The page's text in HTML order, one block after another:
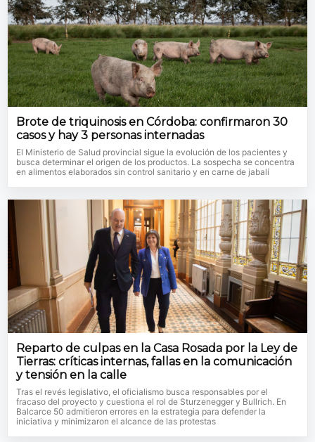
Brote de triquinosis en Córdoba: confirmaron 30
casos y hay 3 personas internadas
El Ministerio de Salud provincial sigue la evolución de los pacientes y
busca determinar el origen de los productos. La sospecha se concentra
en alimentos elaborados sin control sanitario y en carne de jabalí
Reparto de culpas en la Casa Rosada por la Ley de
Tierras: críticas internas, fallas en la comunicación
y tensión en la calle
Tras el revés legislativo, el oficialismo busca responsables por el
fracaso del proyecto y cuestiona el rol de Sturzenegger y Bullrich. En
Balcarce 50 admitieron errores en la estrategia para defender la
iniciativa y minimizaron el alcance de las protestas